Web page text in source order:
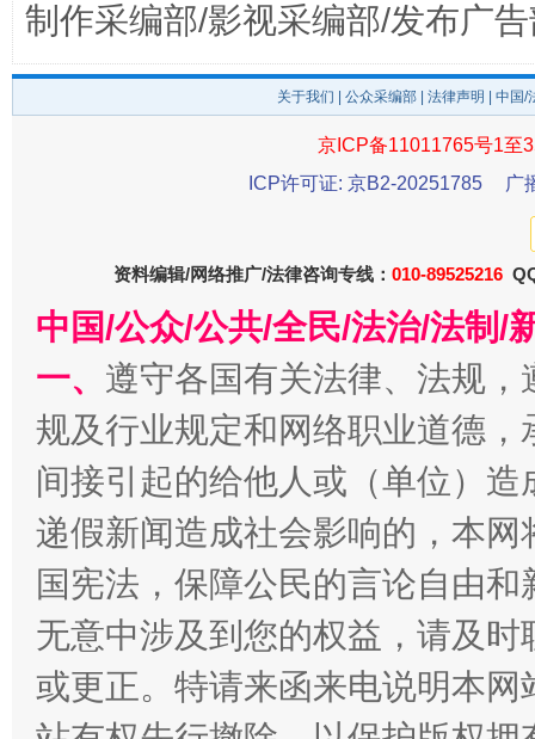
千年窑火 生生不息 一
制作采编部/影视采编部/发布广
关于我们 公众采编部 法律声明 | 中国
京ICP备11011765号1至
ICP许可证: 京B2-20251785
广
资料编辑/网络推广/法律咨询专线： 010-89525216
中国/公众/公共/全民/法治/法制/
一、 遵守各国有关法律、法规
规及行业规定和网络职业道德
间接引起的给他人或（单位）
递假新闻造成社会影响的，本
国宪法，保障公民的言论自由
无意中涉及到您的权益，请及
或更正。特请来函来电说明本